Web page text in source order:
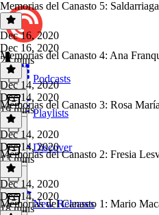
Podcasts
Playlists
Discover
New Releases
Memorias del Canasto 5:
Dec 16, 2020
Dec 16, 2020
23 mins
Memorias del Canasto 4: Ana
Dec 14, 2020
Dec 14, 2020
19 mins
Memorias del Canasto 3: Rosa
Dec 14, 2020
Dec 14, 2020
13 mins
Memorias del Canasto 2: Fresia
Dec 14, 2020
Dec 14, 2020
18 mins
Memorias del Canasto 1: Mario